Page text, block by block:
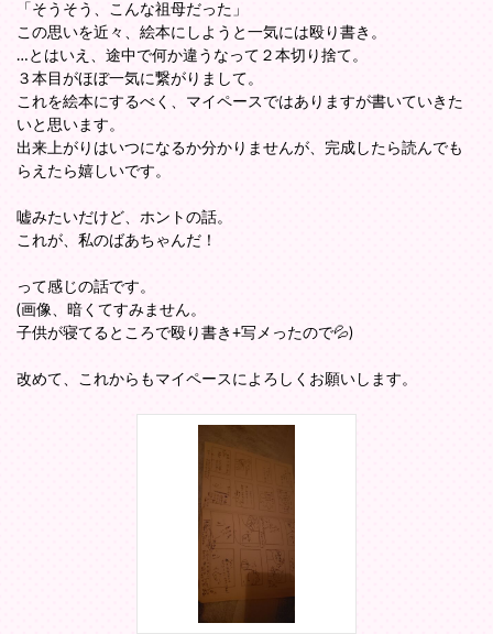
「そうそう、こんな祖母だった」
この思いを近々、絵本にしようと一気には殴り書き。
…とはいえ、途中で何か違うなって２本切り捨て。
３本目がほぼ一気に繋がりまして。
これを絵本にするべく、マイペースではありますが書いていきた
いと思います。
出来上がりはいつになるか分かりませんが、完成したら読んでも
らえたら嬉しいです。
嘘みたいだけど、ホントの話。
これが、私のばあちゃんだ！
って感じの話です。
(画像、暗くてすみません。
子供が寝てるところで殴り書き+写メったので💦)
改めて、これからもマイペースによろしくお願いします。